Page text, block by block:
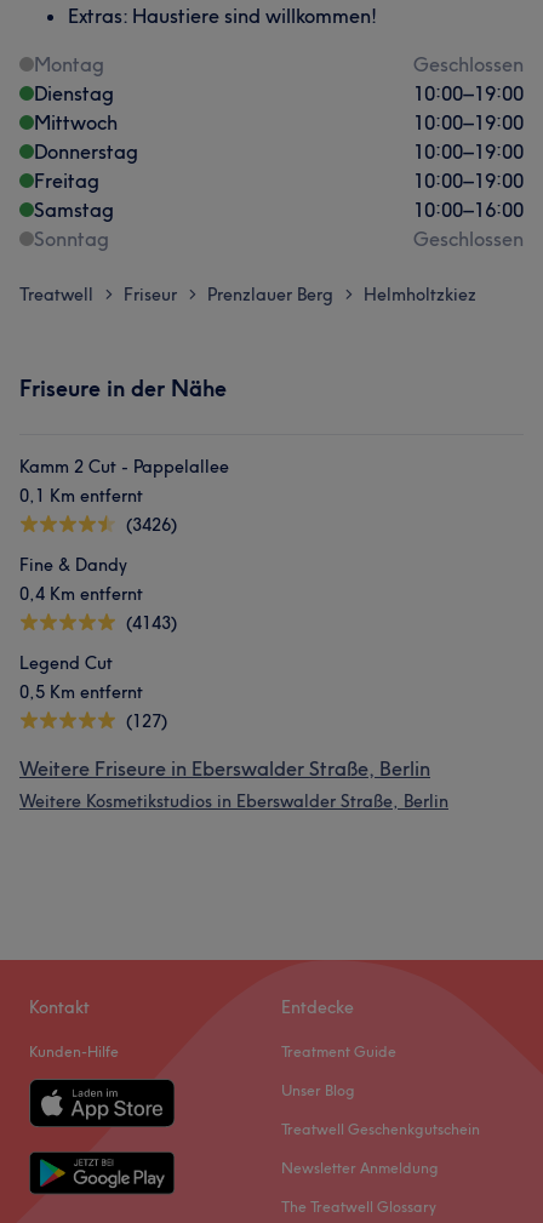
Extras: Haustiere sind willkommen!
Montag
Geschlossen
Dienstag
10:00–19:00
Mittwoch
10:00–19:00
Donnerstag
10:00–19:00
Freitag
10:00–19:00
Samstag
10:00–16:00
Sonntag
Geschlossen
Treatwell > Friseur > Prenzlauer Berg > Helmholtzkiez
Friseure in der Nähe
Kamm 2 Cut - Pappelallee
0,1 Km entfernt
(3426)
Fine & Dandy
0,4 Km entfernt
(4143)
Legend Cut
0,5 Km entfernt
(127)
Weitere Friseure in Eberswalder Straße, Berlin
Weitere Kosmetikstudios in Eberswalder Straße, Berlin
Kontakt
Kunden-Hilfe
Entdecke
Treatment Guide
Unser Blog
Treatwell Geschenkgutschein
Newsletter Anmeldung
The Treatwell Glossary